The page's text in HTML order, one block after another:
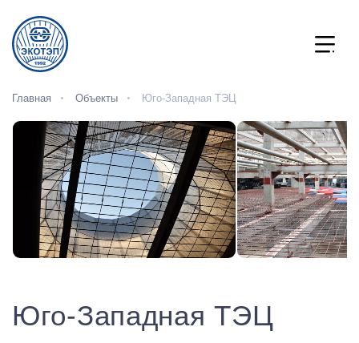
Главная Объекты Юго-Западная ТЭЦ
Юго-Западная ТЭЦ